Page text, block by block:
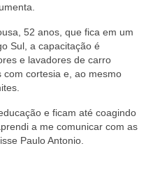
52 anos, que fica em um
Sul, a capacitação é
e lavadores de carro
cortesia e, ao mesmo
e ficam até coagindo
a me comunicar com as
Paulo Antonio.